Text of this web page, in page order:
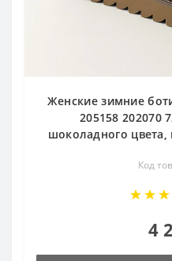
Женские зимние
205158 202070
шоколадного
Код
4